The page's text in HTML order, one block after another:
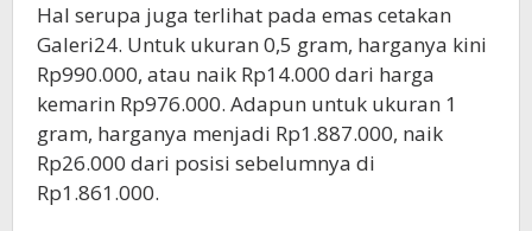
Hal serupa juga terlihat pada emas cetakan
Galeri24. Untuk ukuran 0,5 gram, harganya kini
Rp990.000, atau naik Rp14.000 dari harga
kemarin Rp976.000. Adapun untuk ukuran 1
gram, harganya menjadi Rp1.887.000, naik
Rp26.000 dari posisi sebelumnya di
Rp1.861.000.